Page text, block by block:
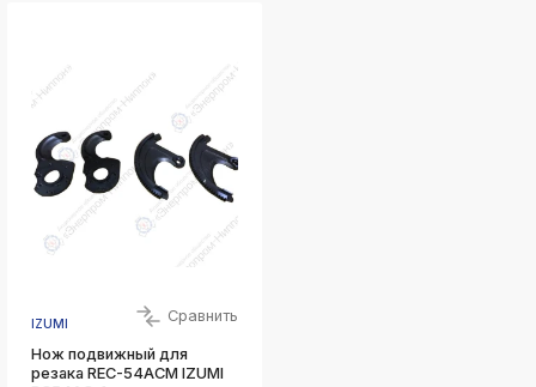
IZUMI Сравнить
Нож подвижный для
резака REC-54ACM IZUMI